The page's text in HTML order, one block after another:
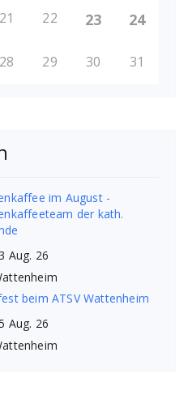
21 22 23 24
28 29 30 31
im August -
der kath.
Aug. 26
beim ATSV Wattenheim
Aug. 26